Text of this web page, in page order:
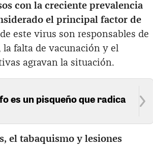
con la creciente prevalencia
el principal factor de
este virus son responsables de
la falta de vacunación y el
agravan la situación.
es un pisqueño que radica
el tabaquismo y lesiones